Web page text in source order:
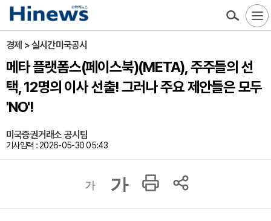
경제 > 실시간미국공시
메타 플랫폼스(페이스북)(META), 주주들의 선
택, 12명의 이사 선출! 그러나 주요 제안들은 모두
'NO'!
미국증권거래소 공시팀
기사입력 : 2026-05-30 05:43
가 가